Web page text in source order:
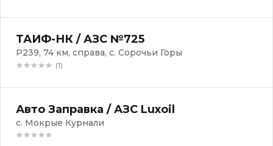
ТАИФ-НК / АЗС №725
Р239, 74 км, справа, с. Сорочьи Горы
(1)
Авто Заправка / АЗС Luxoil
с. Мокрые Курнали